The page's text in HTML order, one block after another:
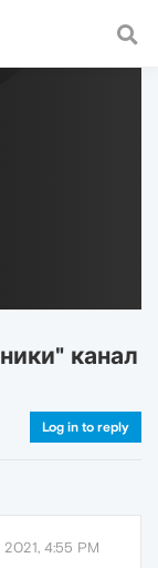
and
канал
Log in to reply
2021, 4:55 PM